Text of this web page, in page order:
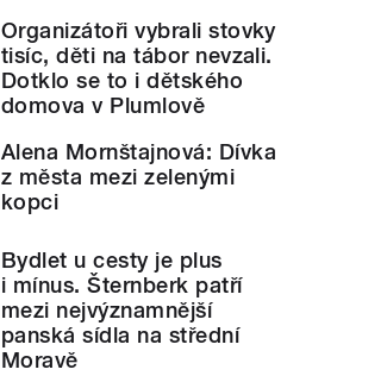
Organizátoři vybrali stovky
tisíc, děti na tábor nevzali.
Dotklo se to i dětského
domova v Plumlově
Alena Mornštajnová: Dívka
z města mezi zelenými
kopci
Bydlet u cesty je plus
i mínus. Šternberk patří
mezi nejvýznamnější
panská sídla na střední
Moravě